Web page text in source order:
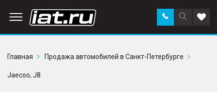
Поиск
по
Заказать
звонок в
Главная
Продажа автомобилей в Санкт-Петербурге
Jaecoo, J8